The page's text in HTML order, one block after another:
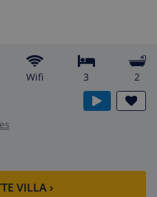
wifi 3 2
VILLA›